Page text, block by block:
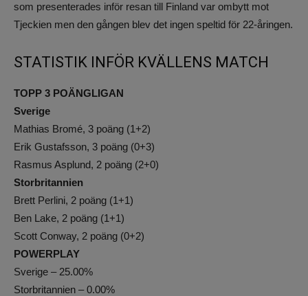
som presenterades inför resan till Finland var ombytt mot
Tjeckien men den gången blev det ingen speltid för 22-åringen.
STATISTIK INFÖR KVÄLLENS MATCH
TOPP 3 POÄNGLIGAN
Sverige
Mathias Bromé, 3 poäng (1+2)
Erik Gustafsson, 3 poäng (0+3)
Rasmus Asplund, 2 poäng (2+0)
Storbritannien
Brett Perlini, 2 poäng (1+1)
Ben Lake, 2 poäng (1+1)
Scott Conway, 2 poäng (0+2)
POWERPLAY
Sverige – 25.00%
Storbritannien – 0.00%